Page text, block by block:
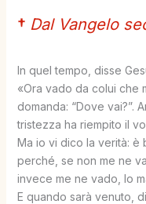
† Dal Vangelo
In quel tempo, disse
«Ora vado da colui che
domanda: “Dove vai?”.
tristezza ha riempito il
Ma io vi dico la verità: è
perché, se non me ne
invece me ne vado, lo
E quando sarà venuto,